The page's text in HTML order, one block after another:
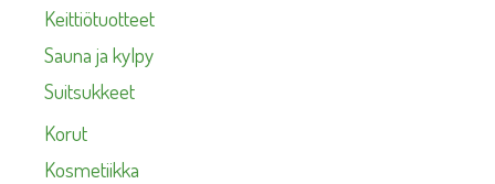
Keittiötuotteet
Sauna ja kylpy
Suitsukkeet
Korut
Kosmetiikka